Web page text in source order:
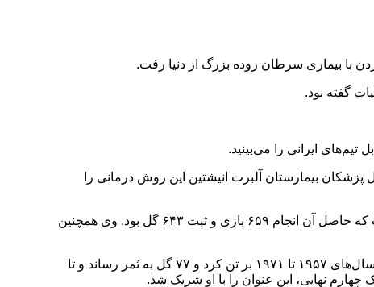
بیمارستان آلبرت انیشتین این روش درمانی را
پله که متولد ۲۳ اکتبر ۱۹۴۰ در شهر میناس گرایس بود، فوتبال خود را در باشگاه سانتوس آغاز کرد و ۱۹ فصل برای این تیم به میدان رفت که حاصل آن انجام ۶۵۹ بازی و ثبت ۶۴۳ گل بود. وی همچنین
اسطوره فقید فوتبال برزیل که بسیاری از کارشناسان از او به عنوان بهترین بازیکن تاریخ فوتبال یاد می‌کنند، ۹۲ بار پیراهن سلسائو را بین سال‌های ۱۹۵۷ تا ۱۹۷۱ بر تن کرد و ۷۷ گل به ثمر رساند و تا
نهایی، این عنوان را با او شریک شد.